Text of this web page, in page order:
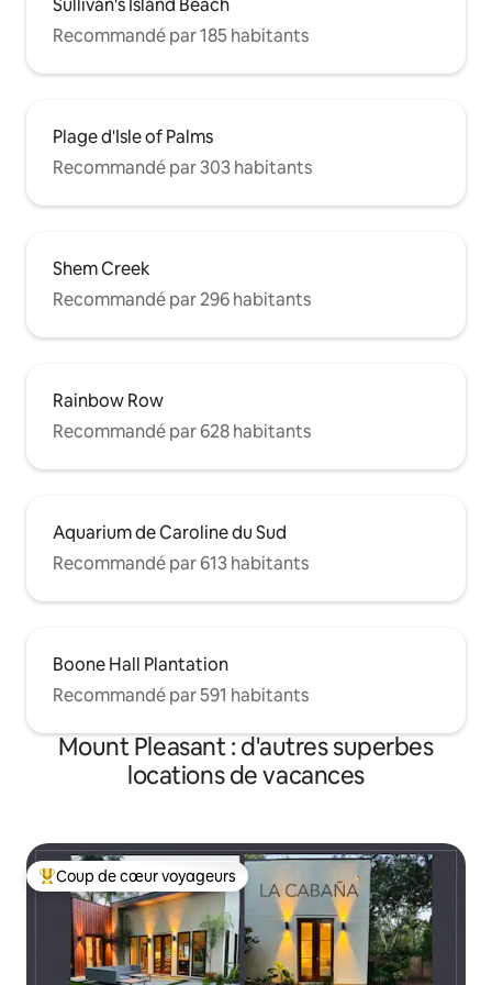
Sullivan's Island Beach
Recommandé par 185 habitants
Plage d'Isle of Palms
Recommandé par 303 habitants
Shem Creek
Recommandé par 296 habitants
Rainbow Row
Recommandé par 628 habitants
Aquarium de Caroline du Sud
Recommandé par 613 habitants
Boone Hall Plantation
Recommandé par 591 habitants
Mount Pleasant : d'autres superbes
locations de vacances
Coups de cœur voyageurs les plus appréciés
Coup de cœur voyageurs